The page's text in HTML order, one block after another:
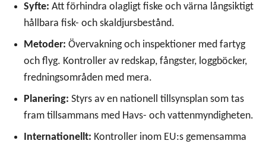
Syfte: Att förhindra olagligt fiske och värna långsiktigt
hållbara fisk- och skaldjursbestånd.
Metoder: Övervakning och inspektioner med fartyg
och flyg. Kontroller av redskap, fångster, loggböcker,
fredningsområden med mera.
Planering: Styrs av en nationell tillsynsplan som tas
fram tillsammans med Havs- och vattenmyndigheten.
Internationellt: Kontroller inom EU:s gemensamma